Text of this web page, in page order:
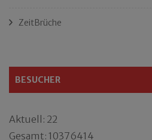
ZeitBrüche
BESUCHER
Aktuell: 22
Gesamt: 10376414